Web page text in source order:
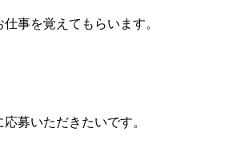
事を覚えてもらいます。
募いただきたいです。